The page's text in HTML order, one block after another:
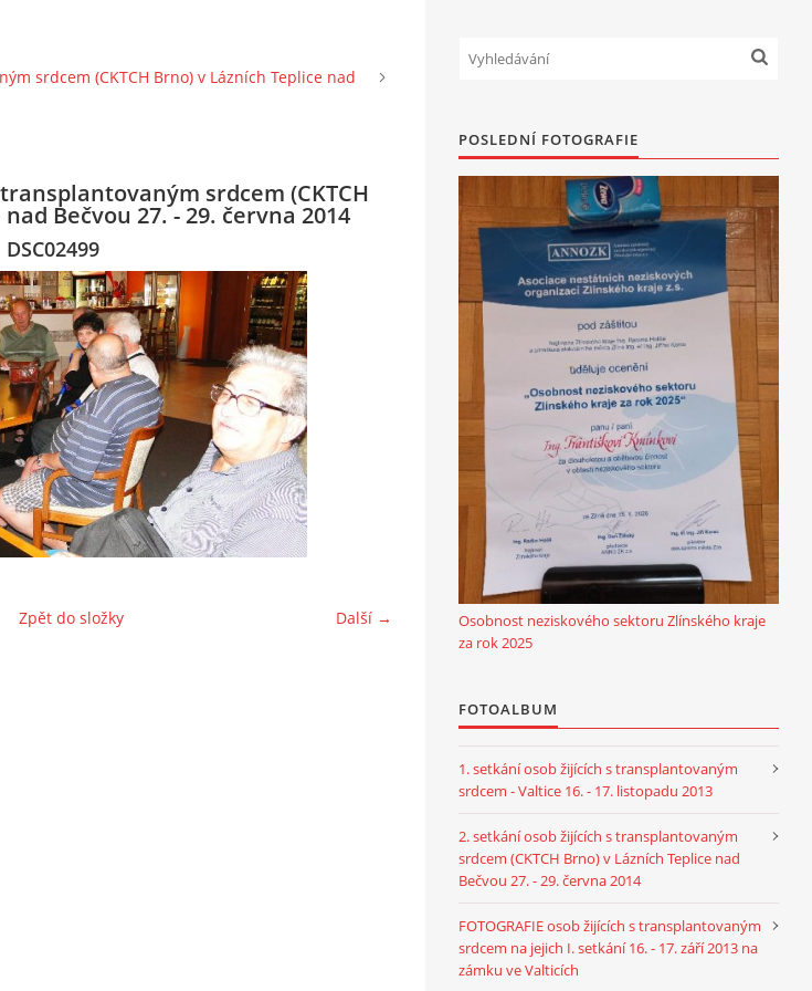
srdcem (CKTCH Brno) v Lázních Teplice nad
srdcem (CKTCH
Bečvou 27. - 29. června 2014
DSC02499
Další →
Zpět do složky
POSLEDNÍ FOTOGRAFIE
Osobnost neziskového sektoru Zlínského kraje
za rok 2025
FOTOALBUM
1. setkání osob žijících s transplantovaným
srdcem - Valtice 16. - 17. listopadu 2013
2. setkání osob žijících s transplantovaným
srdcem (CKTCH Brno) v Lázních Teplice nad
Bečvou 27. - 29. června 2014
FOTOGRAFIE osob žijících s transplantovaným
srdcem na jejich I. setkání 16. - 17. září 2013 na
zámku ve Valticích